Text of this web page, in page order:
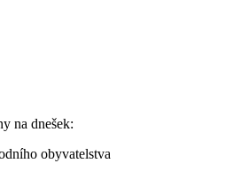
na dnešek:
obyvatelstva